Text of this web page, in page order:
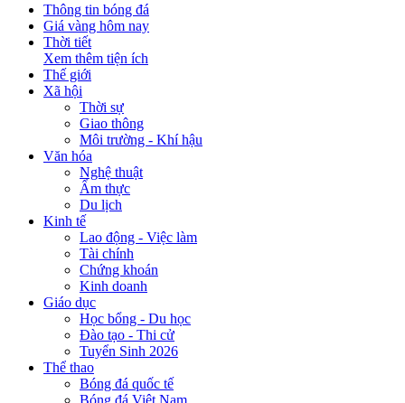
Thông tin bóng đá
Giá vàng hôm nay
Thời tiết
Xem thêm tiện ích
Thế giới
Xã hội
Thời sự
Giao thông
Môi trường - Khí hậu
Văn hóa
Nghệ thuật
Ẩm thực
Du lịch
Kinh tế
Lao động - Việc làm
Tài chính
Chứng khoán
Kinh doanh
Giáo dục
Học bổng - Du học
Đào tạo - Thi cử
Tuyển Sinh 2026
Thể thao
Bóng đá quốc tế
Bóng đá Việt Nam